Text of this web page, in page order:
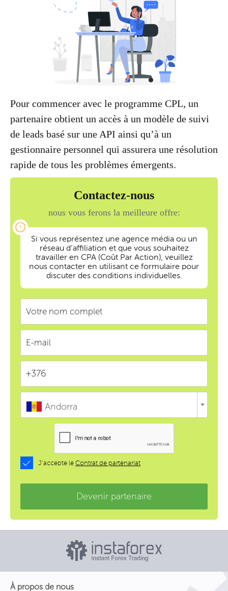
Pour commencer avec le programme CPL, un
partenaire obtient un accès à un modèle de suivi
de leads basé sur une API ainsi qu’à un
gestionnaire personnel qui assurera une résolution
rapide de tous les problèmes émergents.
Contactez-nous
nous vous ferons la meilleure offre:
Si vous représentez une agence média ou un
réseau d’affiliation et que vous souhaitez
travailler en CPA (Coût Par Action), veuillez
nous contacter en utilisant ce formulaire pour
discuter des conditions individuelles.
Andorra
J’accepte le Contrat de partenariat
Devenir partenaire
À propos de nous